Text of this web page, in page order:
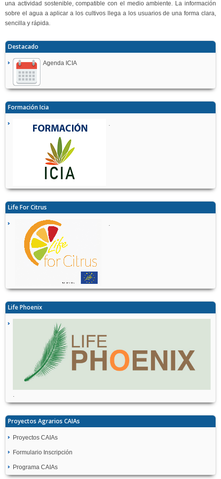
una actividad sostenible, compatible con el medio ambiente. La información
sobre el agua a aplicar a los cultivos llega a los usuarios de una forma clara,
sencilla y rápida.
Destacado
Agenda ICIA
Formación Icia
.
Life For Citrus
.
Life Phoenix
.
Proyectos Agrarios CAIAs
Proyectos CAIAs
Formulario Inscripción
Programa CAIAs